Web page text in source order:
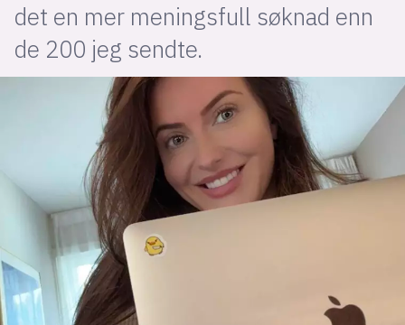
det en mer meningsfull søknad enn
de 200 jeg sendte.
tilgjengelighet
ukas koder
inn/ut
hobby
lys modus
mørk modus
nyhetsbrev
kode24-klubben
LinkedIn
Bluesky